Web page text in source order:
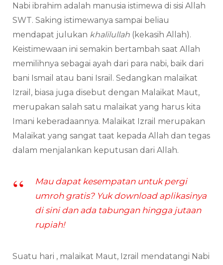
Nabi ibrahim adalah manusia istimewa di sisi Allah
SWT. Saking istimewanya sampai beliau
mendapat julukan khalilullah (kekasih Allah).
Keistimewaan ini semakin bertambah saat Allah
memilihnya sebagai ayah dari para nabi, baik dari
bani Ismail atau bani Israil. Sedangkan malaikat
Izrail, biasa juga disebut dengan Malaikat Maut,
merupakan salah satu malaikat yang harus kita
Imani keberadaannya. Malaikat Izrail merupakan
Malaikat yang sangat taat kepada Allah dan tegas
dalam menjalankan keputusan dari Allah.
Mau dapat kesempatan untuk pergi
umroh gratis? Yuk download aplikasinya
di sini dan ada tabungan hingga jutaan
rupiah!
Suatu hari , malaikat Maut, Izrail mendatangi Nabi